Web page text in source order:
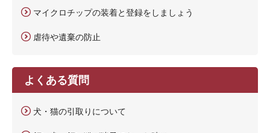
マイクロチップの装着と登録をしましょう
虐待や遺棄の防止
よくある質問
犬・猫の引取りについて